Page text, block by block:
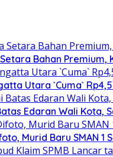
Bahan Premium,
Utara `Cuma`
Edaran Wali Kota,
Murid Baru SMAN 1